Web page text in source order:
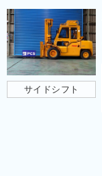
サイドシフト